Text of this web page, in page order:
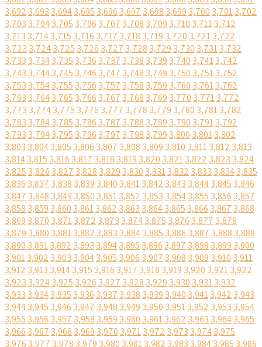
3,692 3,693 3,6943,695 3,696 3,697 3,698 3,699 3,700 3,7013,702
3,703 3,7043,705 3,706 3,707 3,708 3,709 3,710 3,7113,712
3,713 3,7143,715 3,716 3,717 3,718 3,719 3,720 3,7213,722
3,723 3,7243,725 3,726 3,727 3,728 3,729 3,730 3,7313,732
3,733 3,7343,735 3,736 3,737 3,738 3,739 3,740 3,7413,742
3,743 3,7443,745 3,746 3,747 3,748 3,749 3,750 3,7513,752
3,753 3,7543,755 3,756 3,757 3,758 3,759 3,760 3,7613,762
3,763 3,7643,765 3,766 3,767 3,768 3,769 3,770 3,7713,772
3,773 3,7743,775 3,776 3,777 3,778 3,779 3,780 3,7813,782
3,783 3,7843,785 3,786 3,787 3,788 3,789 3,790 3,7913,792
3,793 3,7943,795 3,796 3,797 3,798 3,799 3,800 3,8013,802
3,803 3,8043,805 3,806 3,807 3,808 3,809 3,810 3,8113,812 3,813
3,8143,815 3,816 3,817 3,818 3,819 3,820 3,8213,822 3,823 3,824
3,825 3,826 3,827 3,828 3,829 3,830 3,8313,832 3,833 3,8343,835
3,836 3,837 3,838 3,839 3,840 3,8413,842 3,843 3,8443,845 3,846
3,847 3,848 3,849 3,850 3,8513,852 3,853 3,8543,855 3,856 3,857
3,858 3,859 3,860 3,8613,862 3,863 3,8643,865 3,866 3,867 3,868
3,869 3,870 3,8713,872 3,873 3,8743,875 3,876 3,877 3,878
3,879 3,880 3,8813,882 3,883 3,8843,885 3,886 3,887 3,888 3,889
3,890 3,8913,892 3,893 3,8943,895 3,896 3,897 3,898 3,899 3,900
3,9013,902 3,903 3,9043,905 3,906 3,907 3,908 3,909 3,910 3,911
3,912 3,913 3,9143,915 3,916 3,917 3,918 3,919 3,920 3,9213,922
3,923 3,9243,925 3,926 3,927 3,928 3,929 3,930 3,9313,932
3,933 3,9343,935 3,936 3,937 3,938 3,939 3,940 3,9413,942 3,943
3,9443,945 3,946 3,947 3,948 3,949 3,950 3,9513,952 3,953 3,954
3,955 3,956 3,957 3,958 3,959 3,960 3,9613,962 3,963 3,9643,965
3,966 3,967 3,968 3,969 3,970 3,9713,972 3,973 3,9743,975
3,976 3,977 3,978 3,979 3,980 3,9813,982 3,983 3,9843,985 3,986